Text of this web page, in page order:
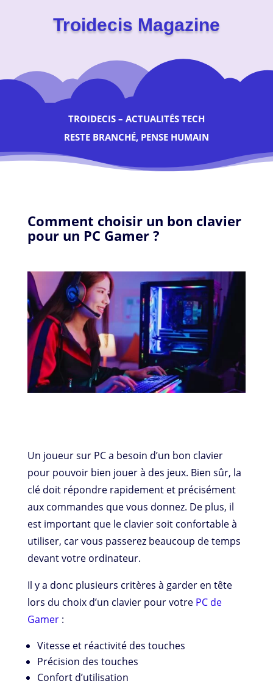
Troidecis Magazine
TROIDECIS – ACTUALITÉS TECH
RESTE BRANCHÉ, PENSE HUMAIN
Comment choisir un bon clavier
pour un PC Gamer ?
Un joueur sur PC a besoin d’un bon clavier
pour pouvoir bien jouer à des jeux. Bien sûr, la
clé doit répondre rapidement et précisément
aux commandes que vous donnez. De plus, il
est important que le clavier soit confortable à
utiliser, car vous passerez beaucoup de temps
devant votre ordinateur.
Il y a donc plusieurs critères à garder en tête
lors du choix d’un clavier pour votre PC de
Gamer:
Vitesse et réactivité des touches
Précision des touches
Confort d’utilisation